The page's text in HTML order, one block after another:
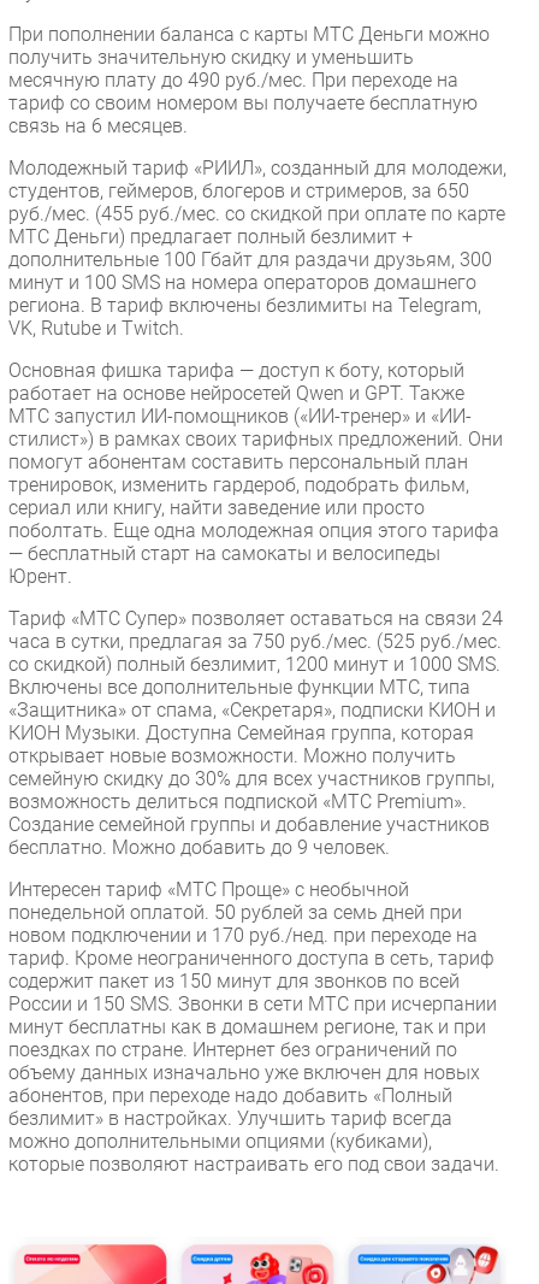
При пополнении баланса с карты МТС Деньги можно
получить значительную скидку и уменьшить
месячную плату до 490 руб./мес. При переходе на
тариф со своим номером вы получаете бесплатную
связь на 6 месяцев.
Молодежный тариф «РИИЛ», созданный для молодежи,
студентов, геймеров, блогеров и стримеров, за 650
руб./мес. (455 руб./мес. со скидкой при оплате по карте
МТС Деньги) предлагает полный безлимит +
дополнительные 100 Гбайт для раздачи друзьям, 300
минут и 100 SMS на номера операторов домашнего
региона. В тариф включены безлимиты на Telegram,
VK, Rutube и Twitch.
Основная фишка тарифа — доступ к боту, который
работает на основе нейросетей Qwen и GPT. Также
МТС запустил ИИ-помощников («ИИ-тренер» и «ИИ-
стилист») в рамках своих тарифных предложений. Они
помогут абонентам составить персональный план
тренировок, изменить гардероб, подобрать фильм,
сериал или книгу, найти заведение или просто
поболтать. Еще одна молодежная опция этого тарифа
— бесплатный старт на самокаты и велосипеды
Юрент.
Тариф «МТС Супер» позволяет оставаться на связи 24
часа в сутки, предлагая за 750 руб./мес. (525 руб./мес.
со скидкой) полный безлимит, 1200 минут и 1000 SMS.
Включены все дополнительные функции МТС, типа
«Защитника» от спама, «Секретаря», подписки КИОН и
КИОН Музыки. Доступна Семейная группа, которая
открывает новые возможности. Можно получить
семейную скидку до 30% для всех участников группы,
возможность делиться подпиской «МТС Premium».
Создание семейной группы и добавление участников
бесплатно. Можно добавить до 9 человек.
Интересен тариф «МТС Проще» с необычной
понедельной оплатой. 50 рублей за семь дней при
новом подключении и 170 руб./нед. при переходе на
тариф. Кроме неограниченного доступа в сеть, тариф
содержит пакет из 150 минут для звонков по всей
России и 150 SMS. Звонки в сети МТС при исчерпании
минут бесплатны как в домашнем регионе, так и при
поездках по стране. Интернет без ограничений по
объему данных изначально уже включен для новых
абонентов, при переходе надо добавить «Полный
безлимит» в настройках. Улучшить тариф всегда
можно дополнительными опциями (кубиками),
которые позволяют настраивать его под свои задачи.